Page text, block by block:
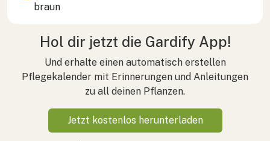
braun
Hol dir jetzt die Gardify App!
Und erhalte einen automatisch erstellen
Pflegekalender mit Erinnerungen und Anleitungen
zu all deinen Pflanzen.
Jetzt kostenlos herunterladen